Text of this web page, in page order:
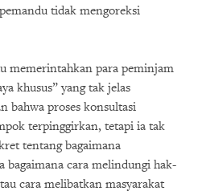
tidak mengoreksi
memerintahkan para peminjam
khusus” yang tak jelas
bahwa proses konsultasi
terpinggirkan, tetapi ia tak
tentang bagaimana
bagaimana cara melindungi hak-
cara melibatkan masyarakat